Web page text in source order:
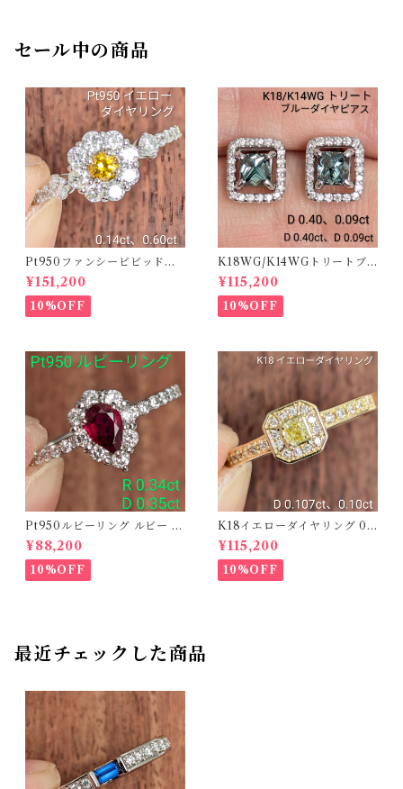
セール中の商品
Pt950ファンシービビッドオ
レンジィイエローダイヤリン
グ D 0.144ct D 0.60ct【PR
O208782】
¥151,200
10%OFF
K18WG/K14WGトリートブ
ルーダイヤピアス 【PRO20
8939】
¥115,200
10%OFF
Pt950ルビーリング ルビー 0.
34ct ダイヤモンド 0.35ct【P
RO206885】
¥88,200
10%OFF
K18イエローダイヤリング 0.1
07ct D 0.10ct【PRO20878
1】
¥115,200
10%OFF
最近チェックした商品